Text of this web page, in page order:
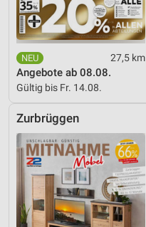
27,5 km
Angebote ab 08.08.
Gültig bis Fr. 14.08.
Zurbrüggen